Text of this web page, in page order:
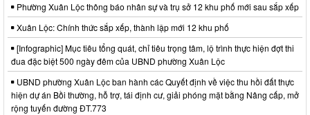
Phường Xuân Lộc thông báo nhân sự và trụ sở 12 khu phố mới sau sắp xếp
Xuân Lộc: Chính thức sắp xếp, thành lập mới 12 khu phố
[Infographic] Mục tiêu tổng quát, chỉ tiêu trọng tâm, lộ trình thực hiện đợt thi
đua đặc biệt 500 ngày đêm của UBND phường Xuân Lộc
UBND phường Xuân Lộc ban hành các Quyết định về việc thu hồi đất thực
hiện dự án Bồi thường, hỗ trợ, tái định cư, giải phóng mặt bằng Nâng cấp, mở
rộng tuyến đường ĐT.773